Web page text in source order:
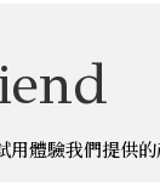
體驗我們提供